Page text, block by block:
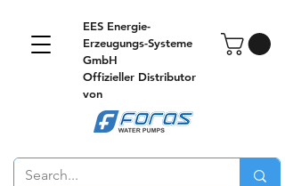
EES Energie-
Erzeugungs-Systeme
GmbH
Offizieller Distributor
von